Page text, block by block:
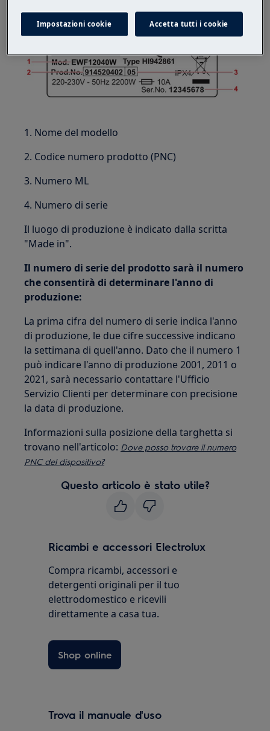
1. Nome del modello
2. Codice numero prodotto (PNC)
3. Numero ML
4. Numero di serie
Il luogo di produzione è indicato dalla scritta
"Made in".
Il numero di serie del prodotto sarà il numero
che consentirà di determinare l'anno di
produzione:
La prima cifra del numero di serie indica l'anno
di produzione, le due cifre successive indicano
la settimana di quell'anno. Dato che il numero 1
può indicare l'anno di produzione 2001, 2011 o
2021, sarà necessario contattare l'Ufficio
Servizio Clienti per determinare con precisione
la data di produzione.
Informazioni sulla posizione della targhetta si
trovano nell'articolo: Dove posso trovare il numero
PNC del dispositivo?
Questo articolo è stato utile?
Ricambi e accessori Electrolux
Compra ricambi, accessori e
detergenti originali per il tuo
elettrodomestico e ricevili
direttamente a casa tua.
Shop online
Trova il manuale d'uso
Impostazioni cookie Accetta tutti i cookie